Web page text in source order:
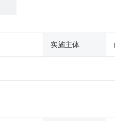
实施主体